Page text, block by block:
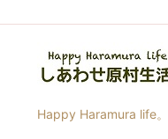
Happy Haramura life